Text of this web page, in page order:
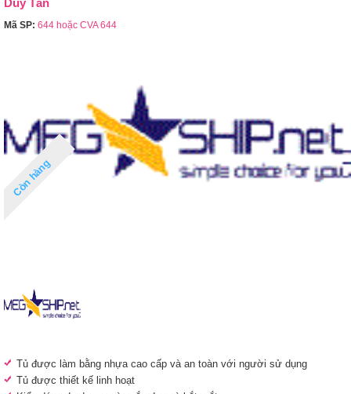
Duy Tân
Mã SP: 644 hoặc CVA 644
Còn hàng
Tủ được làm bằng nhựa cao cấp và an toàn với người sử dụng
Tủ được thiết kế linh hoạt